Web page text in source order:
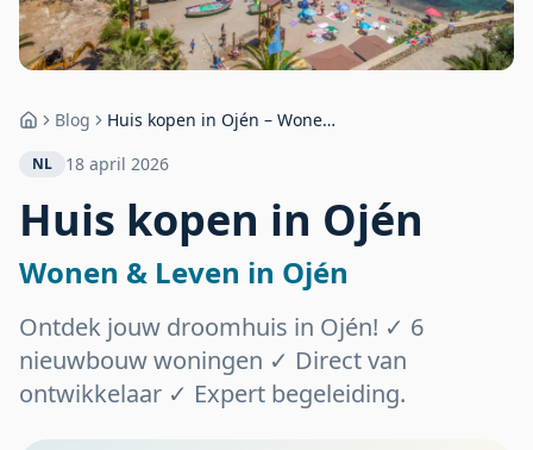
HomeBlog
Huis kopen in Ojén – Wonen
NL 18 april 2026
Huis kopen in Ojén
Wonen & Leven in Ojén
Ontdek jouw droomhuis in Ojén! ✓ 6
nieuwbouw woningen ✓ Direct van
ontwikkelaar ✓ Expert begeleiding.